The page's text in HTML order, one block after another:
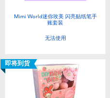
Mimi World迷你玫美 闪亮贴纸笔手
账套装
无法使用
即将到货